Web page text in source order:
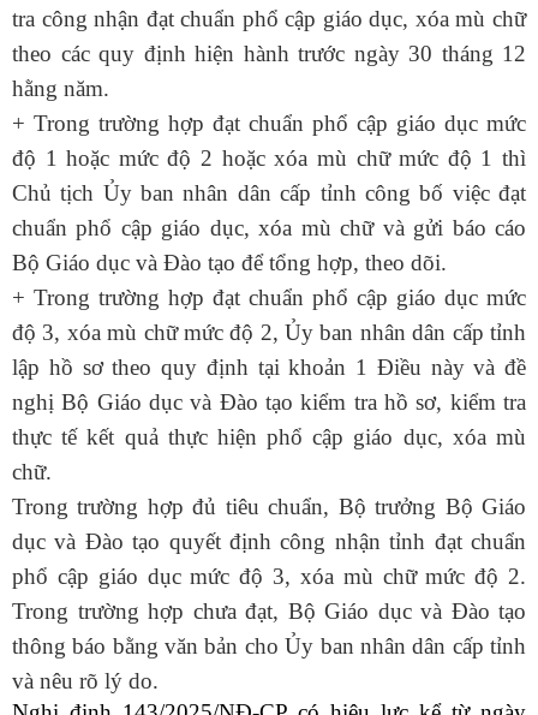
tra công nhận đạt chuẩn phổ cập giáo dục, xóa mù chữ
theo các quy định hiện hành trước ngày 30 tháng 12
hằng năm.
+ Trong trường hợp đạt chuẩn phổ cập giáo dục mức
độ 1 hoặc mức độ 2 hoặc xóa mù chữ mức độ 1 thì
Chủ tịch Ủy ban nhân dân cấp tỉnh công bố việc đạt
chuẩn phổ cập giáo dục, xóa mù chữ và gửi báo cáo
Bộ Giáo dục và Đào tạo để tổng hợp, theo dõi.
+ Trong trường hợp đạt chuẩn phổ cập giáo dục mức
độ 3, xóa mù chữ mức độ 2, Ủy ban nhân dân cấp tỉnh
lập hồ sơ theo quy định tại khoản 1 Điều này và đề
nghị Bộ Giáo dục và Đào tạo kiểm tra hồ sơ, kiểm tra
thực tế kết quả thực hiện phổ cập giáo dục, xóa mù
chữ.
Trong trường hợp đủ tiêu chuẩn, Bộ trưởng Bộ Giáo
dục và Đào tạo quyết định công nhận tỉnh đạt chuẩn
phổ cập giáo dục mức độ 3, xóa mù chữ mức độ 2.
Trong trường hợp chưa đạt, Bộ Giáo dục và Đào tạo
thông báo bằng văn bản cho Ủy ban nhân dân cấp tỉnh
và nêu rõ lý do.